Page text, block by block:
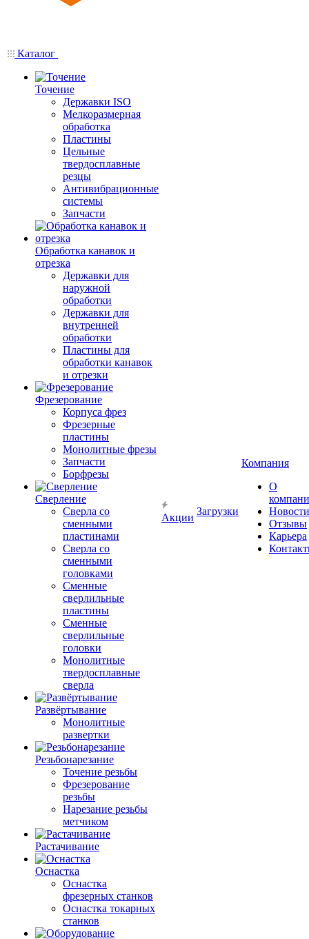
Каталог
Точение
Державки ISO
Мелкоразмерная
обработка
Пластины
Цельные
твердосплавные
резцы
Антивибрационные
системы
Запчасти
Обработка канавок и
отрезка
Державки для
наружной
обработки
Державки для
внутренней
обработки
Пластины для
обработки канавок
и отрезки
Фрезерование
Корпуса фрез
Фрезерные
пластины
Монолитные фрезы
Запчасти
Борфрезы
Сверление
Сверла со
сменными
пластинами
Сверла со
сменными
головками
Сменные
сверлильные
пластины
Сменные
сверлильные
головки
Монолитные
твердосплавные
сверла
Развёртывание
Монолитные
развертки
Резьбонарезание
Точение резьбы
Фрезерование
резьбы
Нарезание резьбы
метчиком
Растачивание
Оснастка
Оснастка
фрезерных станков
Оснастка токарных
станков
Акции
Загрузки
Компания
О
Новости
Отзывы
Карьера